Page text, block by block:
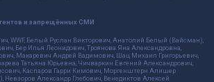
и запрещённых СМИ
WWF, Белый Руслан Викторович, Анатолий Белый (Вайсман),
Бер Илья Леонидович, Троянова Яна Александровна,
Макаревич Андрей Вадимович, Шац Михаил Григорьевич,
Татьяна Юрьевна, Чичваркин Евгений Александрович,
Каспаров Гарри Кимович, Моргенштерн Алишер
Невзоров Александр Глебович, Венедиктов Алексей